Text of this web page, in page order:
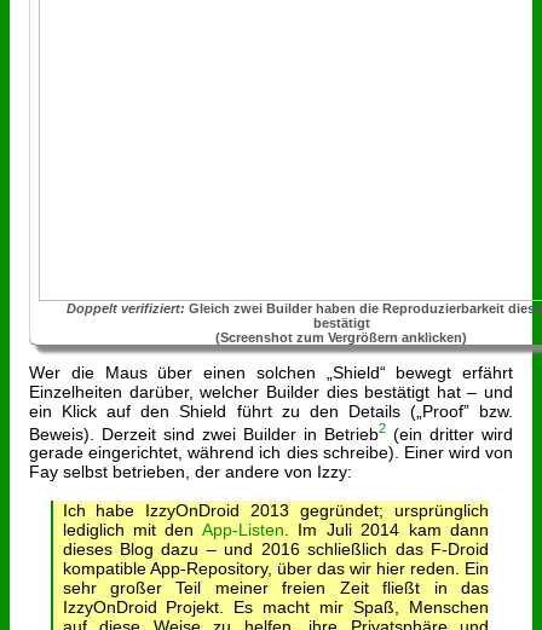
Doppelt verifiziert: Gleich zwei Builder haben die Reproduzierbarkeit
bestätigt
(Screenshot zum Vergrößern anklicken)
Wer die Maus über einen solchen „Shield“ bewegt erfährt
Einzelheiten darüber, welcher Builder dies bestätigt hat – und
ein Klick auf den Shield führt zu den Details („Proof” bzw.
Beweis). Derzeit sind zwei Builder in Betrieb2 (ein dritter wird
gerade eingerichtet, während ich dies schreibe). Einer wird von
Fay selbst betrieben, der andere von Izzy:
Ich habe IzzyOnDroid 2013 gegründet; ursprünglich
lediglich mit den App-Listen. Im Juli 2014 kam dann
dieses Blog dazu – und 2016 schließlich das F-Droid
kompatible App-Repository, über das wir hier reden. Ein
sehr großer Teil meiner freien Zeit fließt in das
IzzyOnDroid Projekt. Es macht mir Spaß, Menschen